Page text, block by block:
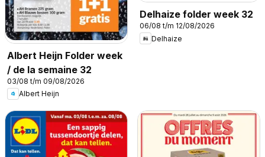
Albert Heijn Folder week
/ de la semaine 32
03/08 t/m 09/08/2026
Albert Heijn
Delhaize folder week 32
06/08 t/m 12/08/2026
Delhaize